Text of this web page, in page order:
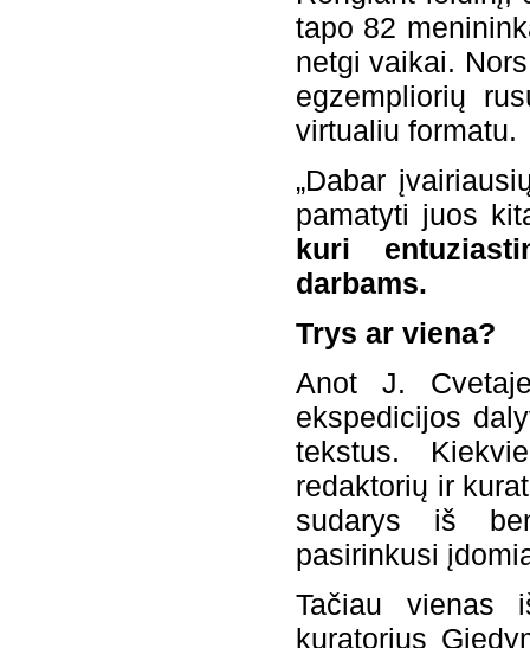
tapo 82
netgi vaikai.
egzempliorių
virtualiu formatu.
„Dabar
pamatyti juos
kuri
darbams.
Trys ar viena?
Anot J.
ekspedicijos
tekstus.
redaktorių ir
sudarys iš
pasirinkusi
Tačiau vienas
kuratorius